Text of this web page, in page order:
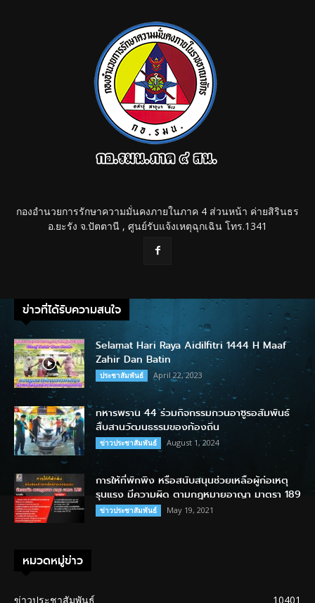
กองอำนวยการรักษาความมั่นคงภายในภาค 4 ส่วนหน้า ค่ายสิรินธร
อ.ยะรัง จ.ปัตตานี , ศูนย์รับแจ้งเหตุฉุกเฉิน โทร.1341
ข่าวที่ได้รับความสนใจ
Selamat Hari Raya Aidilfitri 1444 H Maaf
Zahir Dan Batin
ประชาสัมพันธ์ April 22, 2023
ทหารพราน 44 ร่วมกิจกรรมกวนอาซูรอสัมพันธ์
สืบสานวัฒนธรรมของท้องถิ่น
ข่าวประชาสัมพันธ์ August 1, 2024
การให้ที่พักพิง หรือสนับสนุนช่วยเหลือผู้ก่อเหตุ
รุนแรง มีความผิด ตามกฎหมายอาญา มาตรา 189
ข่าวประชาสัมพันธ์ May 19, 2021
หมวดหมู่ข่าว
ข่าวประชาสัมพันธ์ 10401